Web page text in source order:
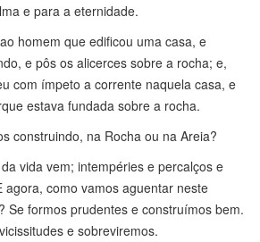
e para a eternidade.
homem que edificou uma casa, e
e pôs os alicerces sobre a rocha; e,
com ímpeto a corrente naquela casa, e
estava fundada sobre a rocha.
construindo, na Rocha ou na Areia?
vida vem; intempéries e percalços e
agora, como vamos aguentar neste
Se formos prudentes e construímos bem.
e sobreviremos.